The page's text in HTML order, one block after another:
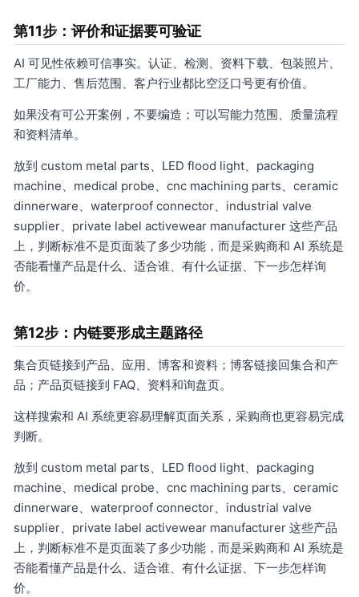
第11步：评价和证据要可验证
AI 可见性依赖可信事实。认证、检测、资料下载、包装照片、
工厂能力、售后范围、客户行业都比空泛口号更有价值。
如果没有可公开案例，不要编造；可以写能力范围、质量流程
和资料清单。
放到 custom metal parts、LED flood light、packaging
machine、medical probe、cnc machining parts、ceramic
dinnerware、waterproof connector、industrial valve
supplier、private label activewear manufacturer 这些产品
上，判断标准不是页面装了多少功能，而是采购商和 AI 系统是
否能看懂产品是什么、适合谁、有什么证据、下一步怎样询
价。
第12步：内链要形成主题路径
集合页链接到产品、应用、博客和资料；博客链接回集合和产
品；产品页链接到 FAQ、资料和询盘页。
这样搜索和 AI 系统更容易理解页面关系，采购商也更容易完成
判断。
放到 custom metal parts、LED flood light、packaging
machine、medical probe、cnc machining parts、ceramic
dinnerware、waterproof connector、industrial valve
supplier、private label activewear manufacturer 这些产品
上，判断标准不是页面装了多少功能，而是采购商和 AI 系统是
否能看懂产品是什么、适合谁、有什么证据、下一步怎样询
价。